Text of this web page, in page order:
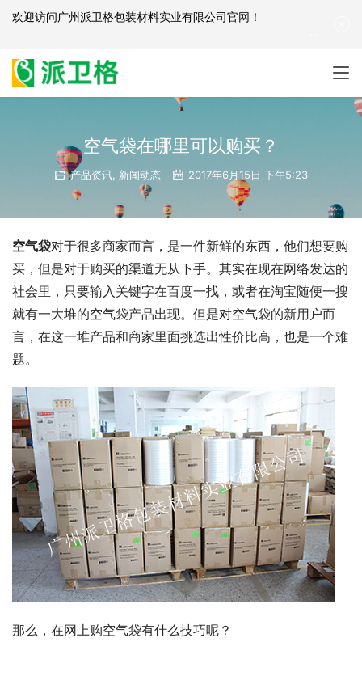
空气袋在哪里可以购买？
产品资讯, 新闻动态 2017年6月15日 下午5:23
空气袋对于很多商家而言，是一件新鲜的东西，他们想要购
买，但是对于购买的渠道无从下手。其实在现在网络发达的
社会里，只要输入关键字在百度一找，或者在淘宝随便一搜
就有一大堆的空气袋产品出现。但是对空气袋的新用户而
言，在这一堆产品和商家里面挑选出性价比高，也是一个难
题。
那么，在网上购空气袋有什么技巧呢？
欢迎访问广州派卫格包装材料实业有限公司官网 ！